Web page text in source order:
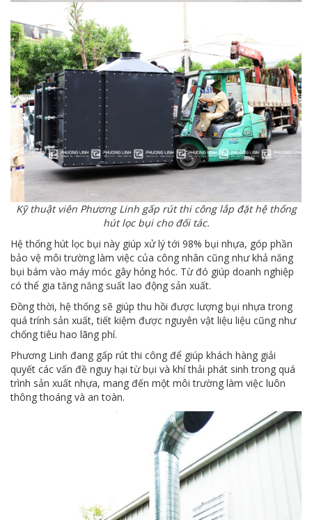
Kỹ thuật viên Phương Linh gấp rút thi công lắp đặt hệ thống
hút lọc bụi cho đối tác.
Hệ thống hút lọc bụi này giúp xử lý tới 98% bụi nhựa, góp phần
bảo vệ môi trường làm việc của công nhân cũng như khả năng
bụi bám vào máy móc gây hỏng hóc. Từ đó giúp doanh nghiệp
có thể gia tăng năng suất lao động sản xuất.
Đồng thời, hệ thống sẽ giúp thu hồi được lượng bụi nhựa trong
quá trính sản xuất, tiết kiệm được nguyên vật liệu liệu cũng như
chống tiêu hao lãng phí.
Phương Linh đang gấp rút thi công để giúp khách hàng giải
quyết các vấn đề nguy hại từ bụi và khí thải phát sinh trong quá
trình sản xuất nhựa, mang đến một môi trường làm việc luôn
thông thoáng và an toàn.